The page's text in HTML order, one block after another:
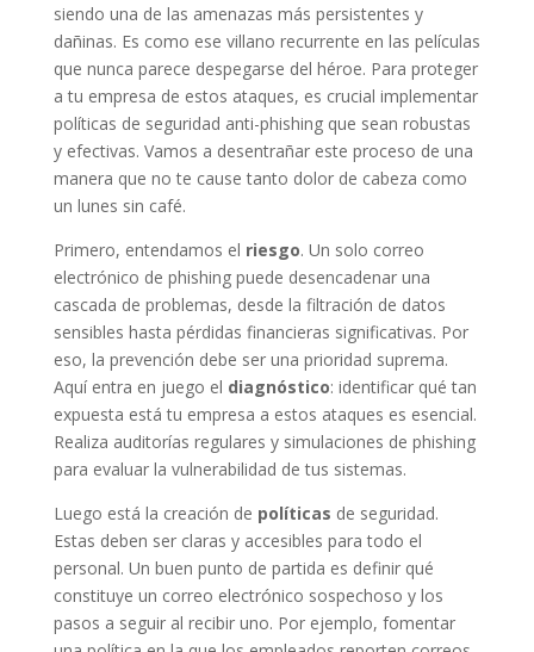
siendo una de las amenazas más persistentes y
dañinas. Es como ese villano recurrente en las películas
que nunca parece despegarse del héroe. Para proteger
a tu empresa de estos ataques, es crucial implementar
políticas de seguridad anti-phishing que sean robustas
y efectivas. Vamos a desentrañar este proceso de una
manera que no te cause tanto dolor de cabeza como
un lunes sin café.
Primero, entendamos el riesgo. Un solo correo
electrónico de phishing puede desencadenar una
cascada de problemas, desde la filtración de datos
sensibles hasta pérdidas financieras significativas. Por
eso, la prevención debe ser una prioridad suprema.
Aquí entra en juego el diagnóstico: identificar qué tan
expuesta está tu empresa a estos ataques es esencial.
Realiza auditorías regulares y simulaciones de phishing
para evaluar la vulnerabilidad de tus sistemas.
Luego está la creación de políticas de seguridad.
Estas deben ser claras y accesibles para todo el
personal. Un buen punto de partida es definir qué
constituye un correo electrónico sospechoso y los
pasos a seguir al recibir uno. Por ejemplo, fomentar